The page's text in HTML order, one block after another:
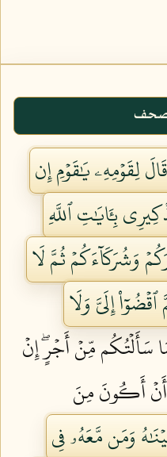
لِقَوۡمِهِۦ يَٰقَوۡمِ إِن
بِـَٔايَٰتِ ٱللَّهِ
وَشُرَكَآءَكُمۡ ثُمَّ لَا
إِلَيَّ وَلَا
سَأَلۡتُكُم مِّنۡ أَجۡرٍۖ إِنۡ
أَنۡ أَكُونَ مِنَ
وَمَن مَّعَهُۥ فِي